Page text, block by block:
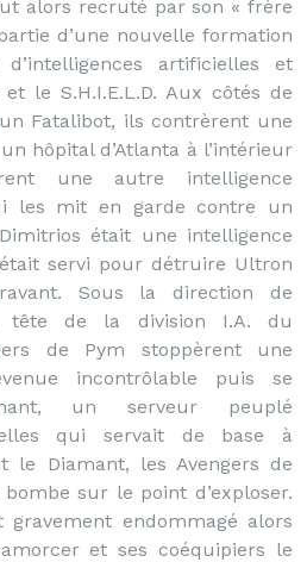
alors recruté par son « frère
d’une nouvelle formation
d’intelligences artificielles et
le S.H.I.E.L.D. Aux côtés de
Fatalibot, ils contrèrent une
hôpital d’Atlanta à l’intérieur
une autre intelligence
les mit en garde contre un
était une intelligence
servi pour détruire Ultron
Sous la direction de
tête de la division I.A. du
de Pym stoppèrent une
incontrôlable puis se
un serveur peuplé
qui servait de base à
le Diamant, les Avengers de
sur le point d’exploser.
endommagé alors
et ses coéquipiers le